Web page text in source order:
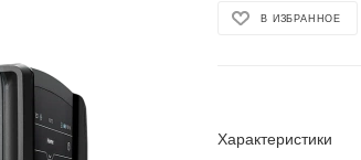
В ИЗБРАННОЕ
Характеристики